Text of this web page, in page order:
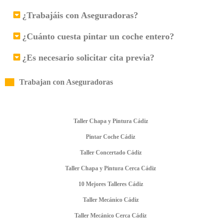
¿Trabajáis con Aseguradoras?
¿Cuánto cuesta pintar un coche entero?
¿Es necesario solicitar cita previa?
Trabajan con Aseguradoras
Taller Chapa y Pintura Cádiz
Pintar Coche Cádiz
Taller Concertado Cádiz
Taller Chapa y Pintura Cerca Cádiz
10 Mejores Talleres Cádiz
Taller Mecánico Cádiz
Taller Mecánico Cerca Cádiz